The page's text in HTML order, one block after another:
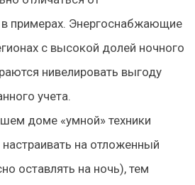
примерах. Энергоснабжающие
с высокой долей ночного
нивелировать выгоду
учета.
доме «умной» техники
на отложенный
оставлять на ночь), тем